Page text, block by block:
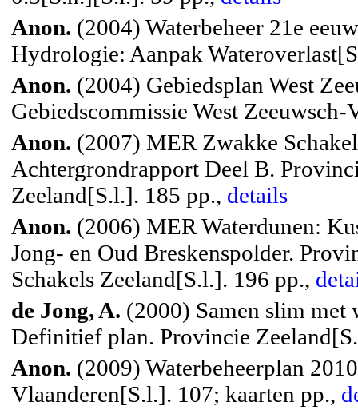
Anon. (2004) Waterbeheer 21e
Hydrologie: Aanpak
Anon. (2004) Gebiedsplan West
Gebiedscommissie West
Anon. (2007) MER Zwakke
Achtergrondrapport Deel B.
Zeeland[S.l.]. 185 pp., details
Anon. (2006) MER Waterdunen:
Jong- en Oud Breskenspolder.
Schakels Zeeland[S.l.]. 196 pp.,
de Jong, A. (2000) Samen slim met
Definitief plan. Provincie
Anon. (2009) Waterbeheerplan
Vlaanderen[S.l.]. 107; kaarten pp.,